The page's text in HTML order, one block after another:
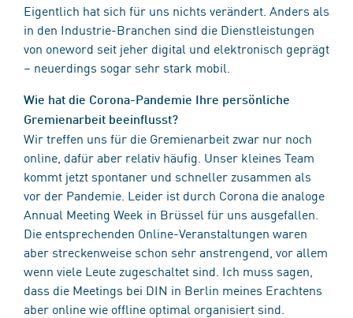
Eigentlich hat sich für uns nichts verändert. Anders als
in den Industrie-Branchen sind die Dienstleistungen
von oneword seit jeher digital und elektronisch geprägt
– neuerdings sogar sehr stark mobil.
Wie hat die Corona-Pandemie Ihre persönliche
Gremienarbeit beeinflusst?
Wir treffen uns für die Gremienarbeit zwar nur noch
online, dafür aber relativ häufig. Unser kleines Team
kommt jetzt spontaner und schneller zusammen als
vor der Pandemie. Leider ist durch Corona die analoge
Annual Meeting Week in Brüssel für uns ausgefallen.
Die entsprechenden Online-Veranstaltungen waren
aber streckenweise schon sehr anstrengend, vor allem
wenn viele Leute zugeschaltet sind. Ich muss sagen,
dass die Meetings bei DIN in Berlin meines Erachtens
aber online wie offline optimal organisiert sind.